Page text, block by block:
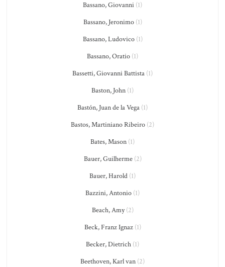
Bassano, Giovanni (1)
Bassano, Jeronimo(1)
Bassano, Ludovico(1)
Bassano, Oratio (1)
Bassetti, Giovanni Battista (1)
Baston, John (1)
Bastón, Juan de la Vega (1)
Bastos, Martiniano Ribeiro (2)
Bates, Mason (1)
Bauer, Guilherme(2)
Bauer, Harold (1)
Bazzini, Antonio (1)
Beach, Amy(2)
Beck, Franz Ignaz(1)
Becker, Dietrich (1)
Beethoven, Karl van (2)